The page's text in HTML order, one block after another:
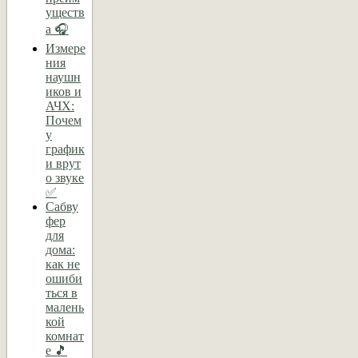
уществ
а 🎧
Измере
ния
наушн
иков и
АЧХ:
Почем
у
график
и врут
о звуке
✅
Сабву
фер
для
дома:
как не
ошиби
ться в
малень
кой
комнат
е 🎵